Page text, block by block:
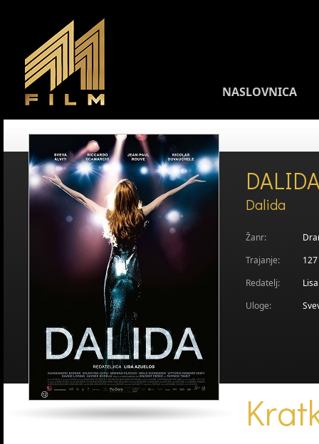
NASLOVNICA
Dalida
Žanr:
Trajanje:
Redatelj:
Uloge: